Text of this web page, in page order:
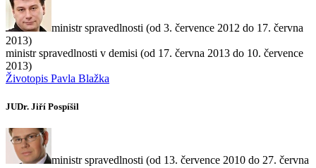
ministr spravedlnosti (od 3. července 2012 do 17. června
2013)
ministr spravedlnosti v demisi (od 17. června 2013 do 10. července
2013)
Životopis Pavla Blažka
JUDr. Jiří Pospíšil
ministr spravedlnosti (od 13. července 2010 do 27. června